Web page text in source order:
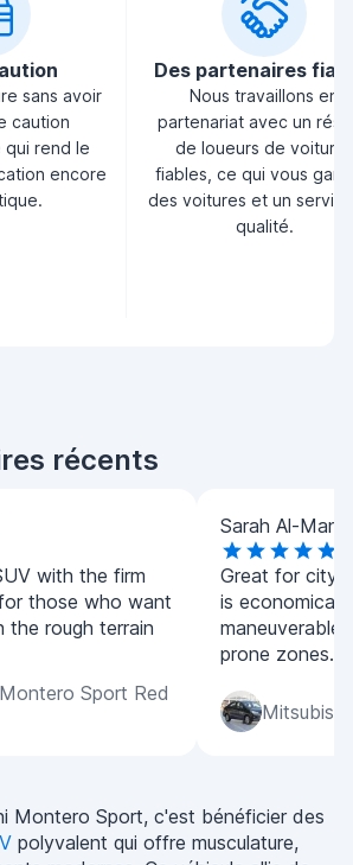
sans avoir
caution
qui rend le
encore
Des partenaires
Nous travaillons en
partenariat avec un
de loueurs de voitures
fiables, ce qui vous
des voitures et un
qualité.
récents
with the firm
those who want
the rough terrain
Sport Red
Sarah Al-
Great for city
is economical
maneuverable
prone zones.
Montero Sport, c'est bénéficier des
polyvalent qui offre musculature,